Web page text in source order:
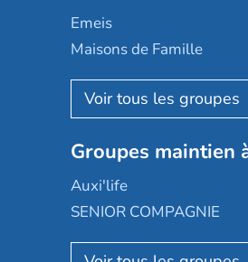
Domusvi
Happy Senior
Aquarelia
Nexity edenea
Les jardins d'Arcadie
Occitalia
Appartseniors
Reseda
Emeis
Maisons de Famille
Korian
Emera
Groupe SOS
Le Noble Âge
Almage
Groupes maintien
Auxi'life
SENIOR COMPAGNIE
AGE D'OR Services